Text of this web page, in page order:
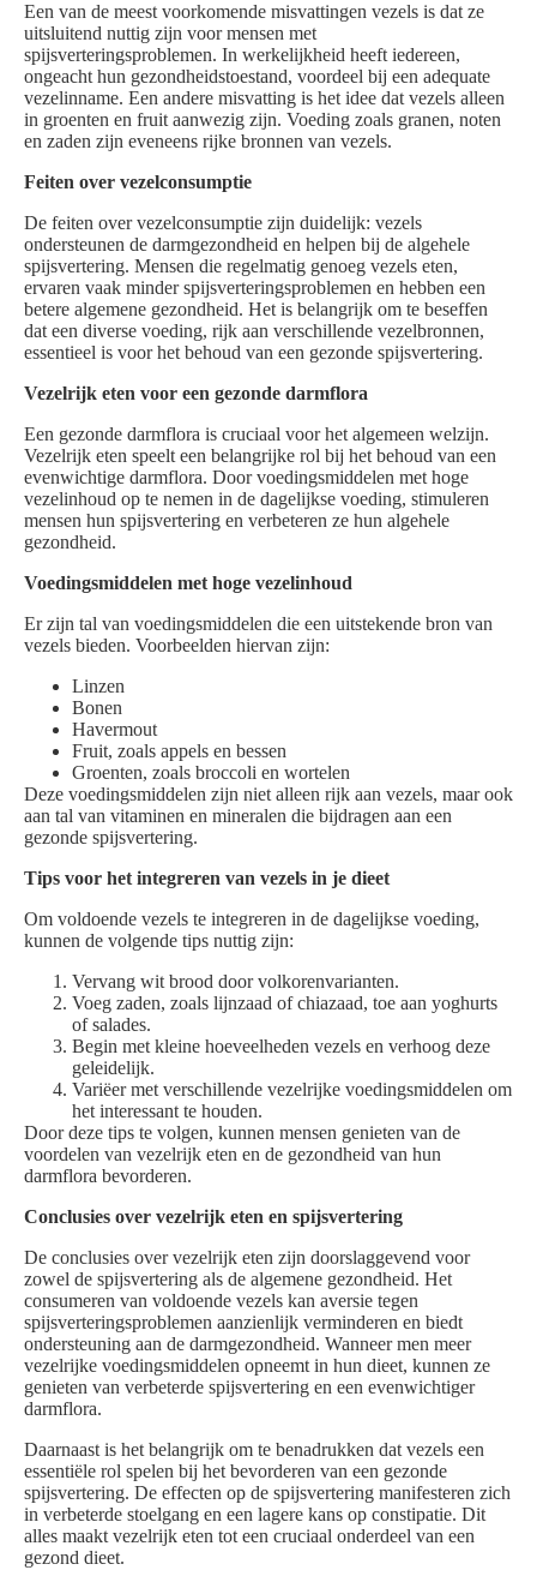
Een van de meest voorkomende misvattingen vezels is dat ze
uitsluitend nuttig zijn voor mensen met
spijsverteringsproblemen. In werkelijkheid heeft iedereen,
ongeacht hun gezondheidstoestand, voordeel bij een adequate
vezelinname. Een andere misvatting is het idee dat vezels alleen
in groenten en fruit aanwezig zijn. Voeding zoals granen, noten
en zaden zijn eveneens rijke bronnen van vezels.
Feiten over vezelconsumptie
De feiten over vezelconsumptie zijn duidelijk: vezels
ondersteunen de darmgezondheid en helpen bij de algehele
spijsvertering. Mensen die regelmatig genoeg vezels eten,
ervaren vaak minder spijsverteringsproblemen en hebben een
betere algemene gezondheid. Het is belangrijk om te beseffen
dat een diverse voeding, rijk aan verschillende vezelbronnen,
essentieel is voor het behoud van een gezonde spijsvertering.
Vezelrijk eten voor een gezonde darmflora
Een gezonde darmflora is cruciaal voor het algemeen welzijn.
Vezelrijk eten speelt een belangrijke rol bij het behoud van een
evenwichtige darmflora. Door voedingsmiddelen met hoge
vezelinhoud op te nemen in de dagelijkse voeding, stimuleren
mensen hun spijsvertering en verbeteren ze hun algehele
gezondheid.
Voedingsmiddelen met hoge vezelinhoud
Er zijn tal van voedingsmiddelen die een uitstekende bron van
vezels bieden. Voorbeelden hiervan zijn:
Linzen
Bonen
Havermout
Fruit, zoals appels en bessen
Groenten, zoals broccoli en wortelen
Deze voedingsmiddelen zijn niet alleen rijk aan vezels, maar ook
aan tal van vitaminen en mineralen die bijdragen aan een
gezonde spijsvertering.
Tips voor het integreren van vezels in je dieet
Om voldoende vezels te integreren in de dagelijkse voeding,
kunnen de volgende tips nuttig zijn:
Vervang wit brood door volkorenvarianten.
Voeg zaden, zoals lijnzaad of chiazaad, toe aan yoghurts
of salades.
Begin met kleine hoeveelheden vezels en verhoog deze
geleidelijk.
Variëer met verschillende vezelrijke voedingsmiddelen om
het interessant te houden.
Door deze tips te volgen, kunnen mensen genieten van de
voordelen van vezelrijk eten en de gezondheid van hun
darmflora bevorderen.
Conclusies over vezelrijk eten en spijsvertering
De conclusies over vezelrijk eten zijn doorslaggevend voor
zowel de spijsvertering als de algemene gezondheid. Het
consumeren van voldoende vezels kan aversie tegen
spijsverteringsproblemen aanzienlijk verminderen en biedt
ondersteuning aan de darmgezondheid. Wanneer men meer
vezelrijke voedingsmiddelen opneemt in hun dieet, kunnen ze
genieten van verbeterde spijsvertering en een evenwichtiger
darmflora.
Daarnaast is het belangrijk om te benadrukken dat vezels een
essentiële rol spelen bij het bevorderen van een gezonde
spijsvertering. De effecten op de spijsvertering manifesteren zich
in verbeterde stoelgang en een lagere kans op constipatie. Dit
alles maakt vezelrijk eten tot een cruciaal onderdeel van een
gezond dieet.